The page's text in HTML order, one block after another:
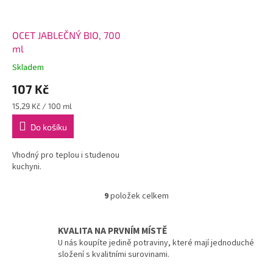
OCET JABLEČNÝ BIO, 700
ml
Skladem
107 Kč
Měrná
cena:
15,29 Kč / 100 ml
Do košíku
Vhodný pro teplou i studenou
kuchyni.
O
á
d
a
9položek celkem
KVALITA NA PRVNÍM MÍSTĚ
U nás koupíte jedině potraviny, které mají jednoduché
složení s kvalitními surovinami.